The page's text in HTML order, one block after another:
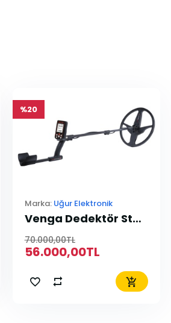
%20
Marka: Uğur Elektronik
Venga Dedektör Standart Paket
70.000,00TL
56.000,00TL